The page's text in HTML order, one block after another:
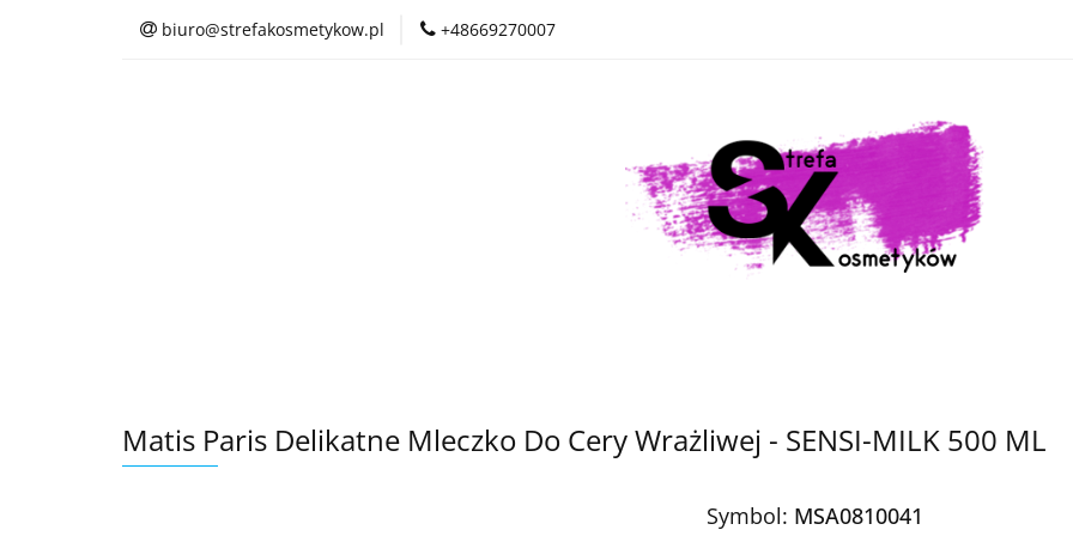
biuro@strefakosmetykow.pl +48669270007
Matis Paris Delikatne Mleczko Do Cery Wrażliwej - SENSI-MILK 500 ML
Symbol: MSA0810041